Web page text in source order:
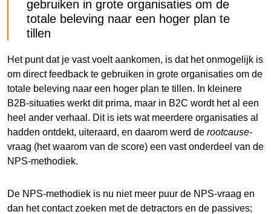
gebruiken in grote organisaties om de
totale beleving naar een hoger plan te
tillen
Het punt dat je vast voelt aankomen, is dat het onmogelijk is
om direct feedback te gebruiken in grote organisaties om de
totale beleving naar een hoger plan te tillen. In kleinere
B2B-situaties werkt dit prima, maar in B2C wordt het al een
heel ander verhaal. Dit is iets wat meerdere organisaties al
hadden ontdekt, uiteraard, en daarom werd de rootcause-
vraag (het waarom van de score) een vast onderdeel van de
NPS-methodiek.
De NPS-methodiek is nu niet meer puur de NPS-vraag en
dan het contact zoeken met de detractors en de passives;